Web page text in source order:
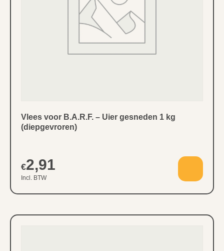
Vlees voor B.A.R.F. – Uier gesneden 1 kg
(diepgevroren)
€2,91
Incl. BTW